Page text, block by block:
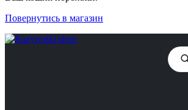
Повернутись в магазин